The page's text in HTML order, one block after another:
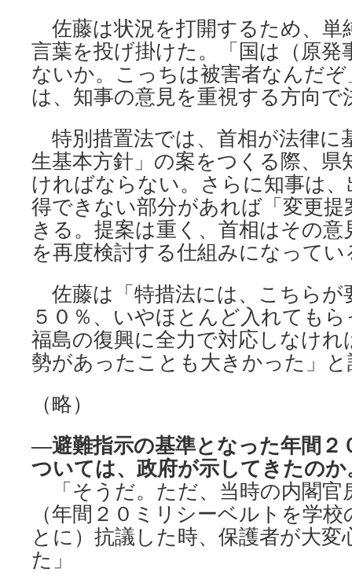
佐藤は状況を打開するため、単
言葉を投げ掛けた。「国は（原発
ないか。こっちは被害者なんだ
は、知事の意見を重視する方向で
特別措置法では、首相が法律に
生基本方針」の案をつくる際、県
ければならない。さらに知事は
得できない部分があれば「変更
きる。提案は重く、首相はその
を再度検討する仕組みになってい
佐藤は「特措法には、こちらが
５０％、いやほとんど入れても
福島の復興に全力で対応しなけ
勢があったことも大きかった」
（略）
―避難指示の基準となった年間２
ついては、政府が示してきたのか
「そうだ。ただ、当時の内閣官
（年間２０ミリシーベルトを学
とに）抗議した時、保護者が大
た」